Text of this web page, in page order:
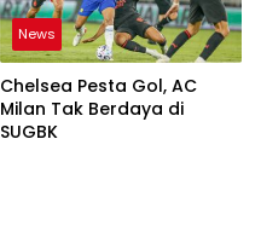
News
Chelsea Pesta Gol, AC
Milan Tak Berdaya di
SUGBK